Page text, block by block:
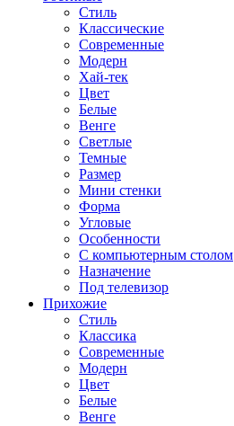
Стиль
Классические
Современные
Модерн
Хай-тек
Цвет
Белые
Венге
Светлые
Темные
Размер
Мини стенки
Форма
Угловые
Особенности
С компьютерным столом
Назначение
Под телевизор
Прихожие
Стиль
Классика
Современные
Модерн
Цвет
Белые
Венге